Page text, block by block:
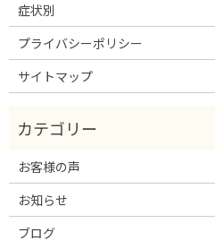
症状別
プライバシーポリシー
サイトマップ
お客様の声
お知らせ
ブログ